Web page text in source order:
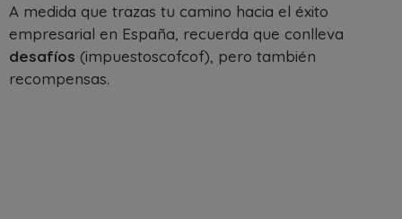
A medida que trazas tu camino hacia el éxito
empresarial en España, recuerda que conlleva
desafíos (impuestoscofcof), pero también
recompensas.